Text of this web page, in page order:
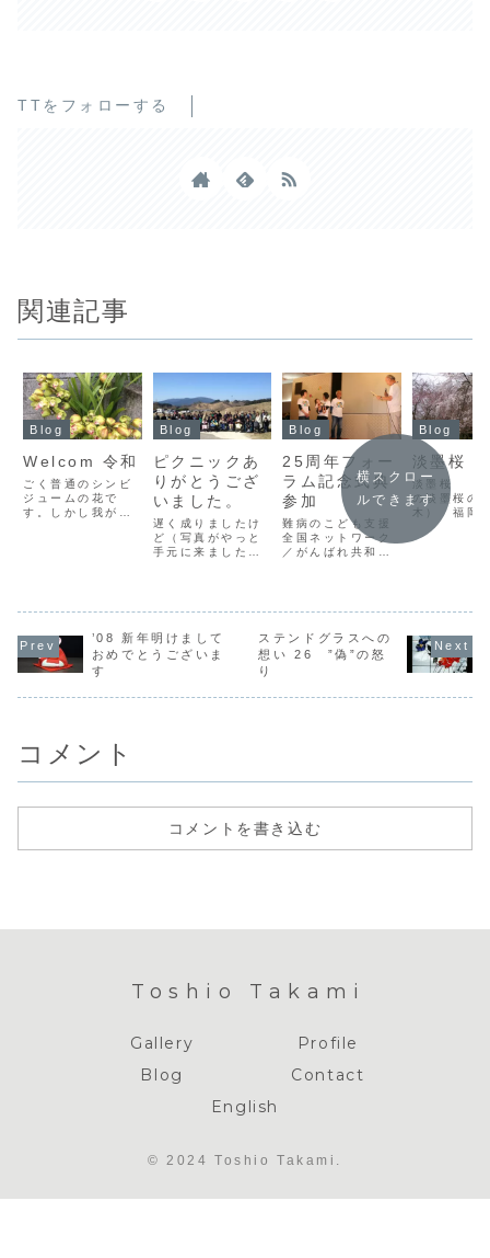
TTをフォローする
関連記事
Blog
Welcom 令和
ごく普通のシンビ
ジュームの花で
す。しかし我が家
すみに…そのまま
いで（当然水もや
っていません）放
っていました。と
真...
Blog
ピクニックあ
りがとうござ
いました。
遅く成りましたけ
ど（写真がやっと
手元に来ました）
しく晴天でした…
が神様は私達の勝
手な都合だけは聞
Blog
25周年フォー
ラム記念式典
参加
難病のこども支援
全国ネットワーク
／がんばれ共和国
ら」にて記念式典
があり、私と高見
Blog
淡墨桜
淡墨桜 （
の淡墨桜の
木） 福岡
園内大好き
花も福岡で
しくなる。
ると、毎年
けど、いつ
い気持ちに
だわ...
横スクロー
ルできます
’08 新年明けまして
おめでとうございま
す
ステンドグラスへの
想い 26 ”偽”の怒
り
コメント
コメントを書き込む
Toshio Takami
Gallery
Profile
Blog
Contact
English
© 2024 Toshio Takami.